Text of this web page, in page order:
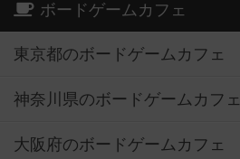
ボードゲームカフェ
東京都のボードゲームカフェ
神奈川県のボードゲームカフェ
大阪府のボードゲームカフェ